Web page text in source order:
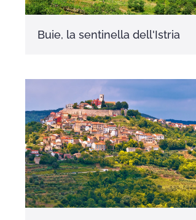
Buie, la sentinella dell'Istria